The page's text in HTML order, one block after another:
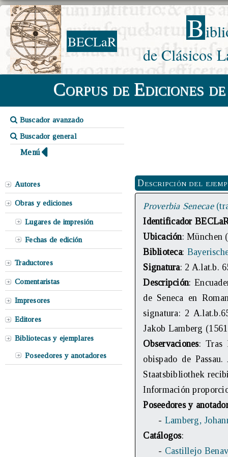
BECLaR B
de Clásicos
Corpus de Ediciones
Buscador avanzado
Buscador general
Menú
Autores
Obras y ediciones
Lugares de impresión
Fechas de edición
Traductores
Comentaristas
Impresores
Editores
Bibliotecas y ejemplares
Poseedores y anotadores
Descripción del
Proverbia Senecae
Identificador
Ubicación: München
Biblioteca:
Signatura: 2 A.lat.b.
Descripción:
de Seneca en
signatura: 2
Jakob Lamberg
Observaciones: Tras
obispado de
Staatsbibliothek
Información
Poseedores y
- Lamberg,
Catálogos:
- Castillejo